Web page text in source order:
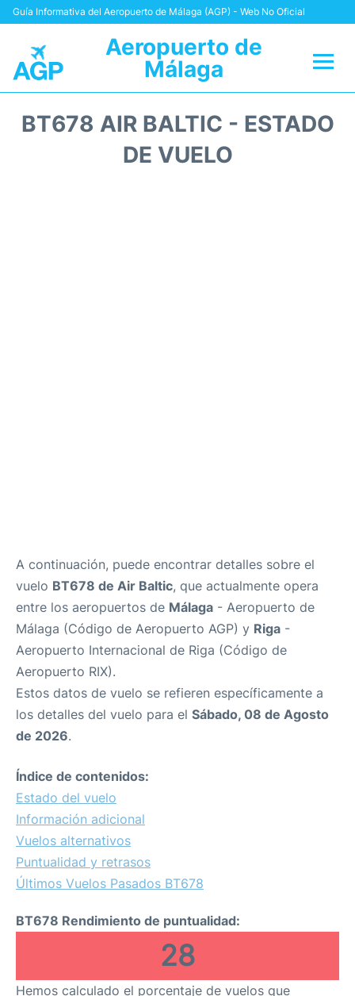
Guía Informativa del Aeropuerto de Málaga (AGP) - Web No Oficial
Aeropuerto de
Málaga
BT678 AIR BALTIC - ESTADO
DE VUELO
A continuación, puede encontrar detalles sobre el
vuelo BT678 de Air Baltic, que actualmente opera
entre los aeropuertos de Málaga - Aeropuerto de
Málaga (Código de Aeropuerto AGP) y Riga -
Aeropuerto Internacional de Riga (Código de
Aeropuerto RIX).
Estos datos de vuelo se refieren específicamente a
los detalles del vuelo para el Sábado, 08 de Agosto
de 2026.
Índice de contenidos:
Estado del vuelo
Información adicional
Vuelos alternativos
Puntualidad y retrasos
Últimos Vuelos Pasados BT678
BT678 Rendimiento de puntualidad:
28
Hemos calculado el porcentaje de vuelos que